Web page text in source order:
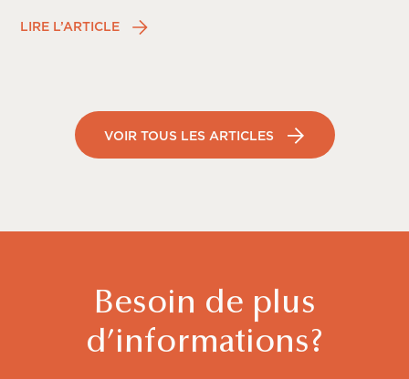
LIRE L’ARTICLE
VOIR TOUS LES ARTICLES
Besoin de plus
d’informations?